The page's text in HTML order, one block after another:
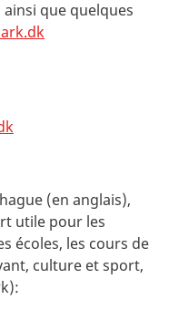
que quelques
(en anglais),
utile pour les
écoles, les cours de
culture et sport,